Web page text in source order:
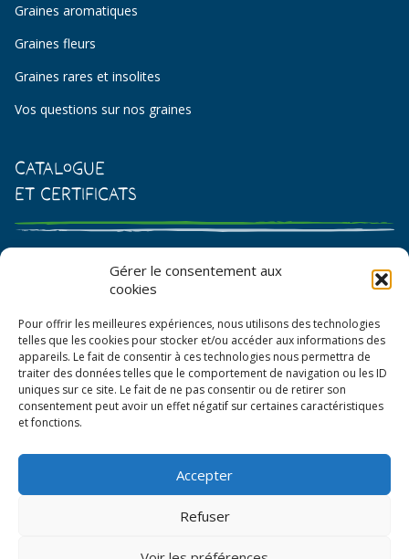
Gérer le consentement aux
cookies
Pour offrir les meilleures expériences, nous utilisons des technologies
telles que les cookies pour stocker et/ou accéder aux informations des
appareils. Le fait de consentir à ces technologies nous permettra de
traiter des données telles que le comportement de navigation ou les ID
uniques sur ce site. Le fait de ne pas consentir ou de retirer son
consentement peut avoir un effet négatif sur certaines caractéristiques
et fonctions.
Accepter
Refuser
Graines aromatiques
Graines fleurs
Graines rares et insolites
Vos questions sur nos graines
Catalogue
et certificats
Catalogue de graines et semences
Bon de commande